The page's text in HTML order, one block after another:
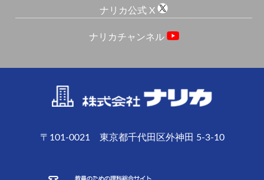
ナリカ公式 X
ナリカチャンネル
〒101-0021 東京都千代田区外神田 5-3-10